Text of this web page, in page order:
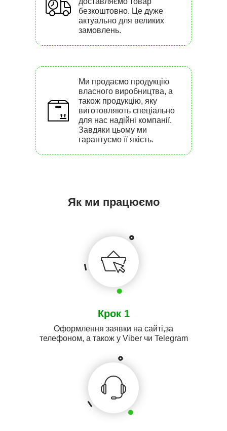
безкоштовно. Це дуже
актуально для великих
замовлень.
Ми продаємо продукцію
власного виробництва, а
також продукцію, яку
виготовляють спеціально
для нас надійні компанії.
Завдяки цьому ми
гарантуємо її якість.
Як ми працюємо
Крок 1
Оформлення заявки на сайті,за
телефоном, а також у Viber чи Telegram